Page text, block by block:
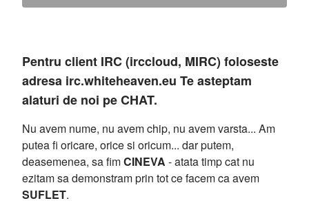
Pentru client IRC (irccloud, MIRC) foloseste
adresa irc.whiteheaven.eu Te asteptam
alaturi de noi pe CHAT.
Nu avem nume, nu avem chip, nu avem varsta... Am
putea fi oricare, orice si oricum... dar putem,
deasemenea, sa fimCINEVA - atata timp cat nu
ezitam sa demonstram prin tot ce facem ca avem
SUFLET.